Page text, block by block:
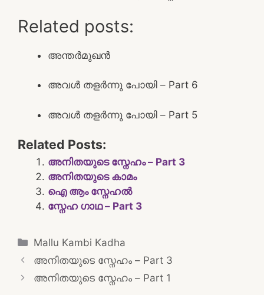
Related posts:
അന്തർമുഖൻ
അവൾ തളർന്നു പോയി – Part 6
അവൾ തളർന്നു പോയി – Part 5
Related Posts:
അനിതയുടെ സ്നേഹം – Part 3
അനിതയുടെ കാമം
ഐ ആം സ്നേഹൽ
സ്നേഹ ഗാഥ – Part 3
Categories
Mallu Kambi Kadha
Post
navigation
അനിതയുടെ സ്നേഹം – Part 3
അനിതയുടെ സ്നേഹം – Part 1